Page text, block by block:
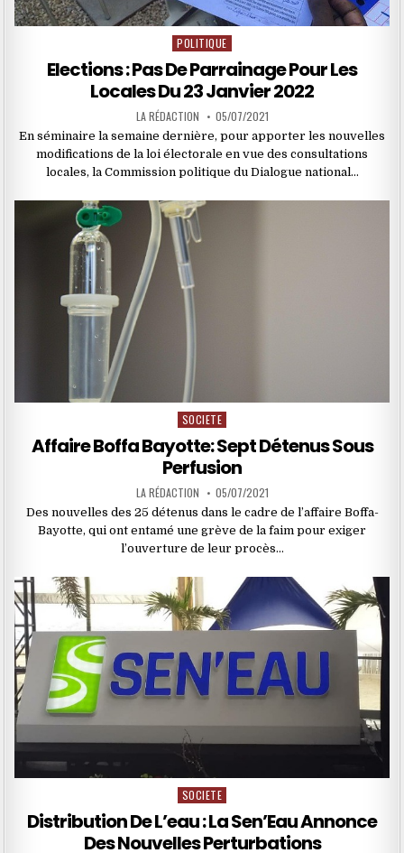
Posted
in
POLITIQUE
Elections : Pas De Parrainage Pour Les
Locales Du 23 Janvier 2022
LA RÉDACTION 05/07/2021
En séminaire la semaine dernière, pour apporter les nouvelles
modifications de la loi électorale en vue des consultations
locales, la Commission politique du Dialogue national…
Posted
SOCIETE
Affaire Boffa Bayotte: Sept Détenus Sous
Perfusion
LA RÉDACTION 05/07/2021
Des nouvelles des 25 détenus dans le cadre de l’affaire Boffa-
Bayotte, qui ont entamé une grève de la faim pour exiger
l’ouverture de leur procès…
Posted
SOCIETE
Distribution De L’eau : La Sen’Eau Annonce
Des Nouvelles Perturbations